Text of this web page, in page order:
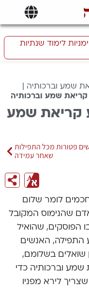
לימוד שנתיות
שמע וברכותיה |
שמע וברכותיה
קריאת שמע
פטורות מכל התפילות
שאחר עמידה
לומר שלום
שהנימוס המקובל
הפוסקים, שהואיל
התפילה, האנשים
שואלים בשלומם,
שמע וברכותיה כדי
לירא מפניו